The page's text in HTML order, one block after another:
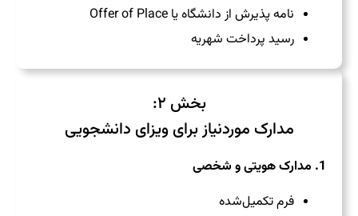
نامه پذیرش از دانشگاه یا Offer of Place
رسید پرداخت شهریه
بخش ۲:
مدارک موردنیاز برای ویزای دانشجویی
1. مدارک هویتی و شخصی
فرم تکمیل‌شده